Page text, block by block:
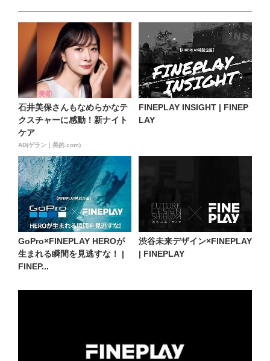
石井美保さんもなめらかなテ
クスチャーに感動！新ナイト
ケア
AD(ゲラン｜美的.com)
FINEPLAY INSIGHT | FINEP
LAY
GoPro×FINEPLAY HEROが
生まれる瞬間を見逃すな！ |
FINEP...
渋谷未来デザイン×FINEPLAY
| FINEPLAY